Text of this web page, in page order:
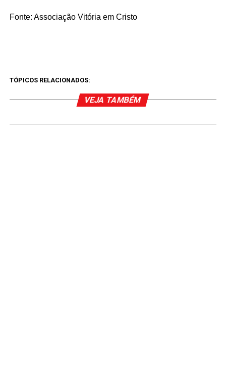
Fonte: Associação Vitória em Cristo
TÓPICOS RELACIONADOS:
VEJA TAMBÉM